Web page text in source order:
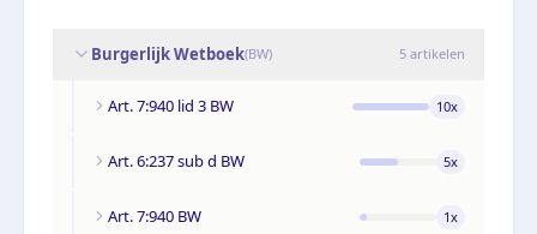
Burgerlijk Wetboek(BW) 5 artikelen
Art. 7:940 lid 3 BW 10x
Art. 6:237 sub d BW 5x
Art. 7:940 BW 1x